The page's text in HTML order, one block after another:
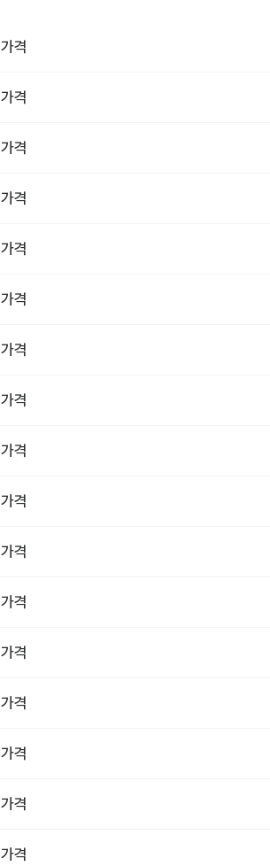
가격
가격
가격
가격
가격
가격
가격
가격
가격
가격
가격
가격
가격
가격
가격
가격
가격